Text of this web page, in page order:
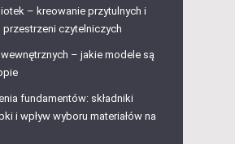
– kreowanie przytulnych i
przestrzeni czytelniczych
– jakie modele są
fundamentów: składniki
i wpływ wyboru materiałów na